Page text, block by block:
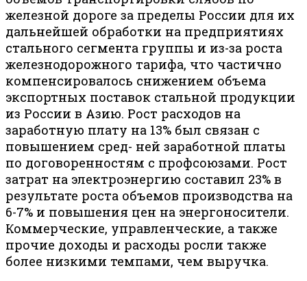
железной дороге за пределы России для их
дальнейшей обработки на предприятиях
стального сегмента группы и из-за роста
железнодорожного тарифа, что частично
компенсировалось снижением объема
экспортных поставок стальной продукции
из России в Азию. Рост расходов на
заработную плату на 13% был связан с
повышением сред- ней заработной платы
по договоренностям с профсоюзами. Рост
затрат на электроэнергию составил 23% в
результате роста объемов производства на
6-7% и повышения цен на энергоносители.
Коммерческие, управленческие, а также
прочие доходы и расходы росли также
более низкими темпами, чем выручка.